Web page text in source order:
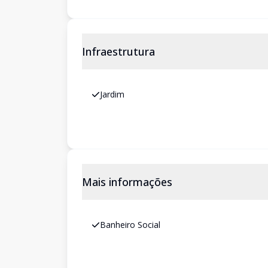
Infraestrutura
Jardim
Mais informações
Banheiro Social